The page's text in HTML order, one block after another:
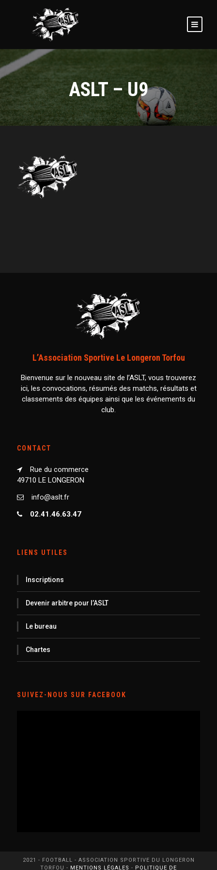
ASLT – U9
L’Association Sportive Le Longeron Torfou
Bienvenue sur le nouveau site de l’ASLT, vous trouverez
ici, les convocations, résumés des matchs, résultats et
classements des équipes ainsi que les événements du
club.
CONTACT
Rue du commerce
49710 LE LONGERON
info@aslt.fr
02.41.46.63.47
LIENS UTILES
Inscriptions
Devenir arbitre pour l’ASLT
Le bureau
Chartes
SUIVEZ-NOUS SUR FACEBOOK
2021 - FOOTBALL - ASSOCIATION SPORTIVE DU LONGERON
TORFOU - MENTIONS LÉGALES - POLITIQUE DE